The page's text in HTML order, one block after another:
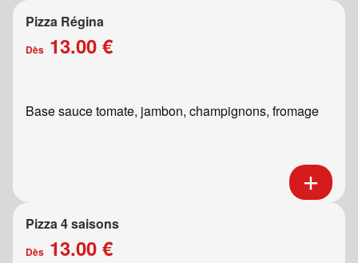
Pizza Régina
Dès 13.00 €
Base sauce tomate, jambon, champignons, fromage
Pizza 4 saisons
Dès 13.00 €